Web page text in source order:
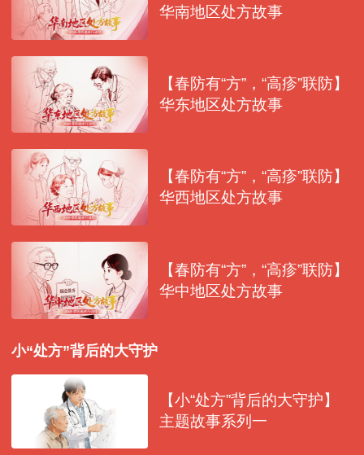
华南地区处方故事
【春防有“方”，“高疹”联防】
华东地区处方故事
【春防有“方”，“高疹”联防】
华西地区处方故事
【春防有“方”，“高疹”联防】
华中地区处方故事
小“处方”背后的大守护
【小“处方”背后的大守护】
主题故事系列一